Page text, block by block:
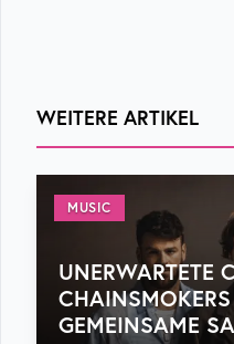
WEITERE ARTIKEL
MUSIC
UNERWARTETE
GEMEINSAME